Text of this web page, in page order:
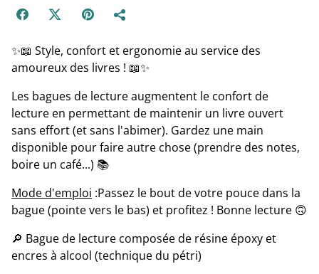
✨📖 Style, confort et ergonomie au service des
amoureux des livres ! 📖✨
Les bagues de lecture augmentent le confort de
lecture en permettant de maintenir un livre ouvert
sans effort (et sans l'abimer). Gardez une main
disponible pour faire autre chose (prendre des notes,
boire un café...) 📚
Mode d'emploi :Passez le bout de votre pouce dans la
bague (pointe vers le bas) et profitez ! Bonne lecture 🙃
🔎 Bague de lecture composée de résine époxy et
encres à alcool (technique du pétri)